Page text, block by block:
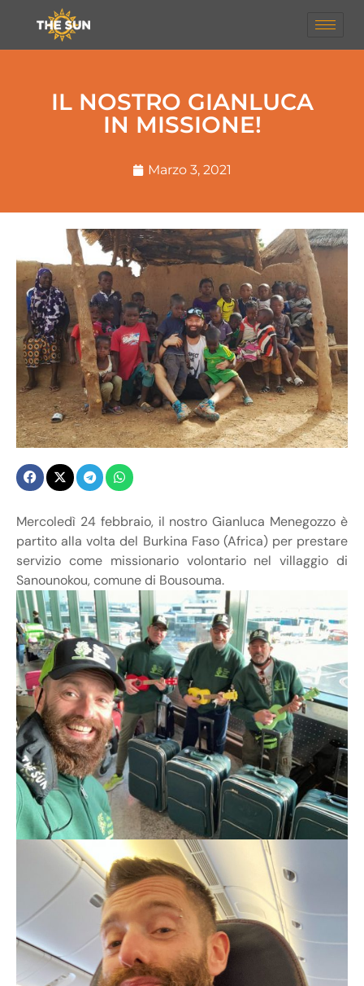
IL NOSTRO GIANLUCA
IN MISSIONE!
Marzo 3, 2021
Mercoledì 24 febbraio, il nostro Gianluca Menegozzo è
partito alla volta del Burkina Faso (Africa) per prestare
servizio come missionario volontario nel villaggio di
Sanounokou, comune di Bousouma.